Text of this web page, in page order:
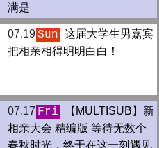
满是
07.19Sun 这届大学生男嘉宾
把相亲相得明明白白！
07.17 Fri
【MULTISUB】新
相亲大会 精编版 等待无数个
春秋时光，终于在这一刻遇见